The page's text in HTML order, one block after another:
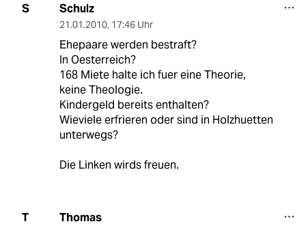
S Schulz
21.01.2010, 17:46 Uhr
Ehepaare werden bestraft?
In Oesterreich?
168 Miete halte ich fuer eine Theorie,
keine Theologie.
Kindergeld bereits enthalten?
Wieviele erfrieren oder sind in Holzhuetten
unterwegs?
Die Linken wirds freuen.
T Thomas